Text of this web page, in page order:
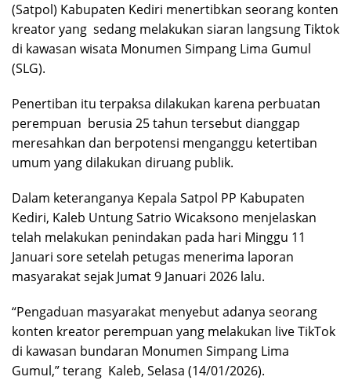
(Satpol) Kabupaten Kediri menertibkan seorang konten
kreator yang sedang melakukan siaran langsung Tiktok
di kawasan wisata Monumen Simpang Lima Gumul
(SLG).
Penertiban itu terpaksa dilakukan karena perbuatan
perempuan berusia 25 tahun tersebut dianggap
meresahkan dan berpotensi menganggu ketertiban
umum yang dilakukan diruang publik.
Dalam keteranganya Kepala Satpol PP Kabupaten
Kediri, Kaleb Untung Satrio Wicaksono menjelaskan
telah melakukan penindakan pada hari Minggu 11
Januari sore setelah petugas menerima laporan
masyarakat sejak Jumat 9 Januari 2026 lalu.
“Pengaduan masyarakat menyebut adanya seorang
konten kreator perempuan yang melakukan live TikTok
di kawasan bundaran Monumen Simpang Lima
Gumul,” terang Kaleb, Selasa (14/01/2026).